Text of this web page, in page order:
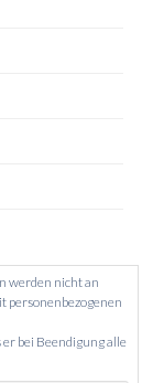
werden nicht an
personenbezogenen
bei Beendigung alle